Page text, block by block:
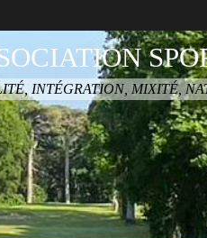
INTÉGRATION, MIXITÉ,